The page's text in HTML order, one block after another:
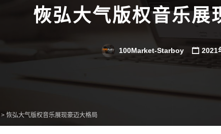
恢弘大气版权音乐展
100Market-Starboy 2021
> 恢弘大气版权音乐展现豪迈大格局